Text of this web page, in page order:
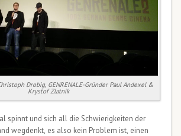
Drobig, GENRENALE-Gründer Paul Andexel &
Krystof Zlatnik
spinnt und sich all die Schwierigkeiten der
wegdenkt, es also kein Problem ist, einen